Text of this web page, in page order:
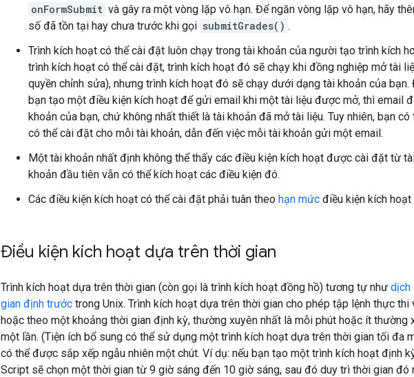
onFormSubmit và gây ra một vòng lặp vô hạn. Để ngăn vòng lặp vô hạn, hãy
số đã tồn tại hay chưa trước khi gọi submitGrades() .
Trình kích hoạt có thể cài đặt luôn chạy trong tài khoản của người tạo trình kích
trình kích hoạt có thể cài đặt, trình kích hoạt đó sẽ chạy khi đồng nghiệp mở tài
quyền chỉnh sửa), nhưng trình kích hoạt đó sẽ chạy dưới dạng tài khoản của bạn.
bạn tạo một điều kiện kích hoạt để gửi email khi một tài liệu được mở, thì email
khoản của bạn, chứ không nhất thiết là tài khoản đã mở tài liệu. Tuy nhiên, bạn
có thể cài đặt cho mỗi tài khoản, dẫn đến việc mỗi tài khoản gửi một email.
Một tài khoản nhất định không thể thấy các điều kiện kích hoạt được cài đặt từ
khoản đầu tiên vẫn có thể kích hoạt các điều kiện đó.
Các điều kiện kích hoạt có thể cài đặt phải tuân theo hạn mức điều kiện kích
Điều kiện kích hoạt dựa trên thời gian
Trình kích hoạt dựa trên thời gian (còn gọi là trình kích hoạt đồng hồ) tương tự như dịch
gian định trước trong Unix. Trình kích hoạt dựa trên thời gian cho phép tập lệnh thực
hoặc theo một khoảng thời gian định kỳ, thường xuyên nhất là mỗi phút hoặc ít thường
một lần. (Tiện ích bổ sung có thể sử dụng một trình kích hoạt dựa trên thời gian tối đa
có thể được sắp xếp ngẫu nhiên một chút. Ví dụ: nếu bạn tạo một trình kích hoạt định
Script sẽ chọn một thời gian từ 9 giờ sáng đến 10 giờ sáng, sau đó duy trì thời gian đó